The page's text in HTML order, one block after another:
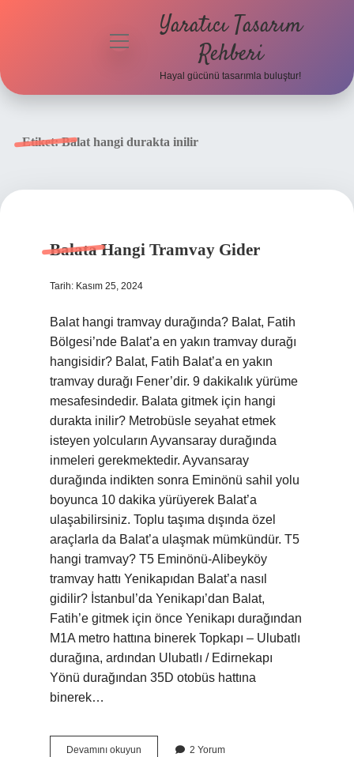
Politikası
menüyü
Yaratıcı Tasarım
Rehberi
Hayal gücünü tasarımla buluştur!
Etiket:Balat hangi durakta inilir
Balata Hangi Tramvay Gider
Tarih: Kasım 25, 2024
Balat hangi tramvay durağında? Balat, Fatih
Bölgesi’nde Balat’a en yakın tramvay durağı
hangisidir? Balat, Fatih Balat’a en yakın
tramvay durağı Fener’dir. 9 dakikalık yürüme
mesafesindedir. Balata gitmek için hangi
durakta inilir? Metrobüsle seyahat etmek
isteyen yolcuların Ayvansaray durağında
inmeleri gerekmektedir. Ayvansaray
durağında indikten sonra Eminönü sahil yolu
boyunca 10 dakika yürüyerek Balat’a
ulaşabilirsiniz. Toplu taşıma dışında özel
araçlarla da Balat’a ulaşmak mümkündür. T5
hangi tramvay? T5 Eminönü-Alibeyköy
tramvay hattı Yenikapıdan Balat’a nasıl
gidilir? İstanbul’da Yenikapı’dan Balat,
Fatih’e gitmek için önce Yenikapı durağından
M1A metro hattına binerek Topkapı – Ulubatlı
durağına, ardından Ulubatlı / Edirnekapı
Yönü durağından 35D otobüs hattına
binerek…
Devamını okuyun 2 Yorum